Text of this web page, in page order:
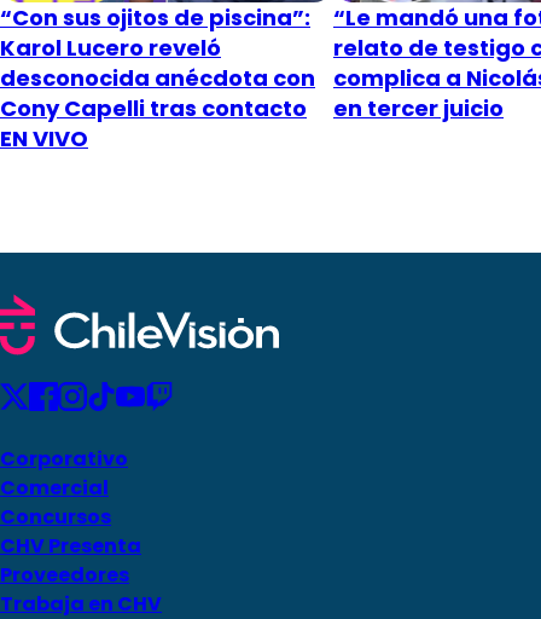
“Con sus ojitos de piscina”:
Karol Lucero reveló
desconocida anécdota con
Cony Capelli tras contacto
EN VIVO
“Le mandó una
relato de testigo
complica a
en tercer juicio
Corporativo
Comercial
Concursos
CHV Presenta
Proveedores
Trabaja en CHV